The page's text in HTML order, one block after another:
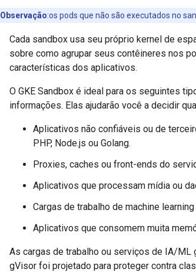
Observação:os pods que não são executados no
Cada sandbox usa seu próprio kernel de
sobre como agrupar seus contêineres nos
características dos aplicativos.
O GKE Sandbox é ideal para os seguintes
informações. Elas ajudarão você a decidir
Aplicativos não confiáveis ou de
PHP, Node.js ou Golang.
Proxies, caches ou front-ends do
Aplicativos que processam mídia ou
Cargas de trabalho de machine
Aplicativos que consomem muita
As cargas de trabalho ou serviços de IA/ML
gVisor foi projetado para proteger contra